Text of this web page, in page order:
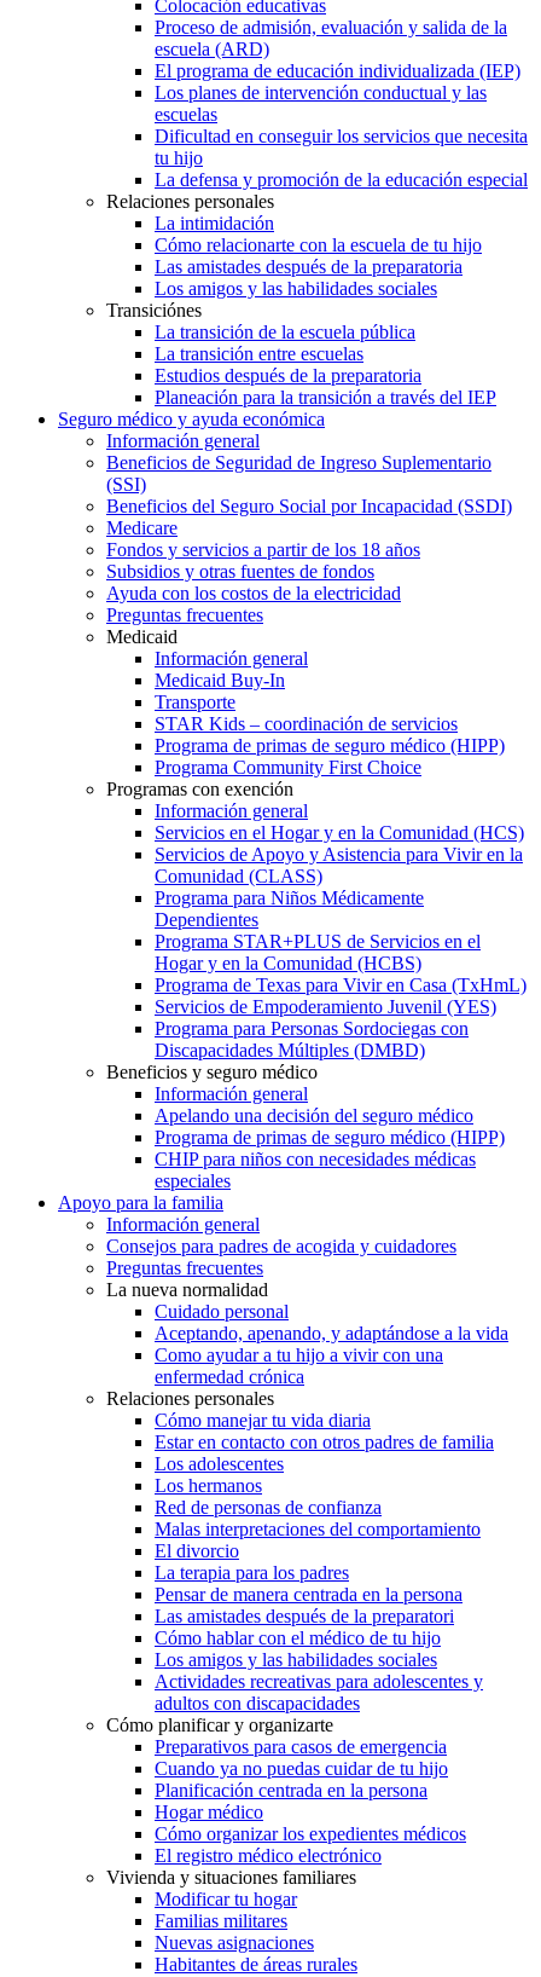
Colocación educativas
Proceso de admisión, evaluación y salida de la
escuela (ARD)
El programa de educación individualizada (IEP)
Los planes de intervención conductual y las
escuelas
Dificultad en conseguir los servicios que necesita
tu hijo
La defensa y promoción de la educación especial
Relaciones personales
La intimidación
Cómo relacionarte con la escuela de tu hijo
Las amistades después de la preparatoria
Los amigos y las habilidades sociales
Transiciónes
La transición de la escuela pública
La transición entre escuelas
Estudios después de la preparatoria
Planeación para la transición a través del IEP
Seguro médico y ayuda económica
Información general
Beneficios de Seguridad de Ingreso Suplementario
(SSI)
Beneficios del Seguro Social por Incapacidad (SSDI)
Medicare
Fondos y servicios a partir de los 18 años
Subsidios y otras fuentes de fondos
Ayuda con los costos de la electricidad
Preguntas frecuentes
Medicaid
Información general
Medicaid Buy-In
Transporte
STAR Kids – coordinación de servicios
Programa de primas de seguro médico (HIPP)
Programa Community First Choice
Programas con exención
Información general
Servicios en el Hogar y en la Comunidad (HCS)
Servicios de Apoyo y Asistencia para Vivir en la
Comunidad (CLASS)
Programa para Niños Médicamente
Dependientes
Programa STAR+PLUS de Servicios en el
Hogar y en la Comunidad (HCBS)
Programa de Texas para Vivir en Casa (TxHmL)
Servicios de Empoderamiento Juvenil (YES)
Programa para Personas Sordociegas con
Discapacidades Múltiples (DMBD)
Beneficios y seguro médico
Información general
Apelando una decisión del seguro médico
Programa de primas de seguro médico (HIPP)
CHIP para niños con necesidades médicas
especiales
Apoyo para la familia
Información general
Consejos para padres de acogida y cuidadores
Preguntas frecuentes
La nueva normalidad
Cuidado personal
Aceptando, apenando, y adaptándose a la vida
Como ayudar a tu hijo a vivir con una
enfermedad crónica
Relaciones personales
Cómo manejar tu vida diaria
Estar en contacto con otros padres de familia
Los adolescentes
Los hermanos
Red de personas de confianza
Malas interpretaciones del comportamiento
El divorcio
La terapia para los padres
Pensar de manera centrada en la persona
Las amistades después de la preparatori
Cómo hablar con el médico de tu hijo
Los amigos y las habilidades sociales
Actividades recreativas para adolescentes y
adultos con discapacidades
Cómo planificar y organizarte
Preparativos para casos de emergencia
Cuando ya no puedas cuidar de tu hijo
Planificación centrada en la persona
Hogar médico
Cómo organizar los expedientes médicos
El registro médico electrónico
Vivienda y situaciones familiares
Modificar tu hogar
Familias militares
Nuevas asignaciones
Habitantes de áreas rurales